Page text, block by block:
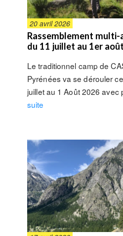
20 avril 2026
Rassemblement
du 11 juillet au 1er
Le traditionnel camp de
Pyrénées va se dérouler
juillet au 1 Août 2026 avec
suite